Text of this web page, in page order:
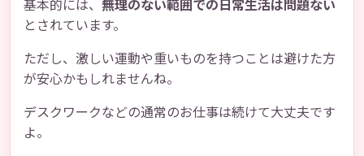
基本的には、 無理のない範囲での日常生活は問題ない
とされています。
ただし、激しい運動や重いものを持つことは避けた方
が安心かもしれませんね。
デスクワークなどの通常のお仕事は続けて大丈夫です
よ。